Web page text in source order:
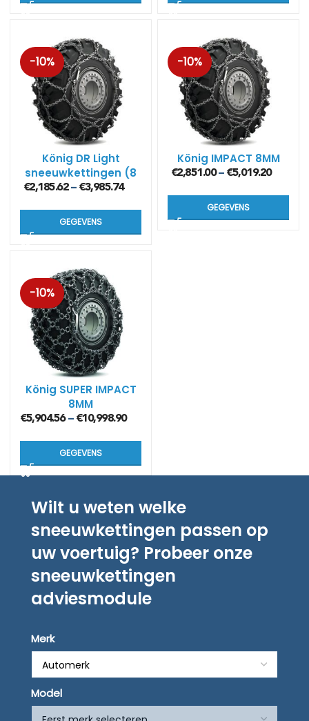
-10%
König DR Light
sneeuwkettingen (8
mm)
€2,185.62– €3,985.74
GEGEVENS
-10%
König IMPACT 8MM
€2,851.00– €5,019.20
GEGEVENS
-10%
König SUPER IMPACT
8MM
€5,904.56– €10,998.90
GEGEVENS
Wilt u weten welke
sneeuwkettingen passen op
uw voertuig? Probeer onze
sneeuwkettingen
adviesmodule
Merk
Model